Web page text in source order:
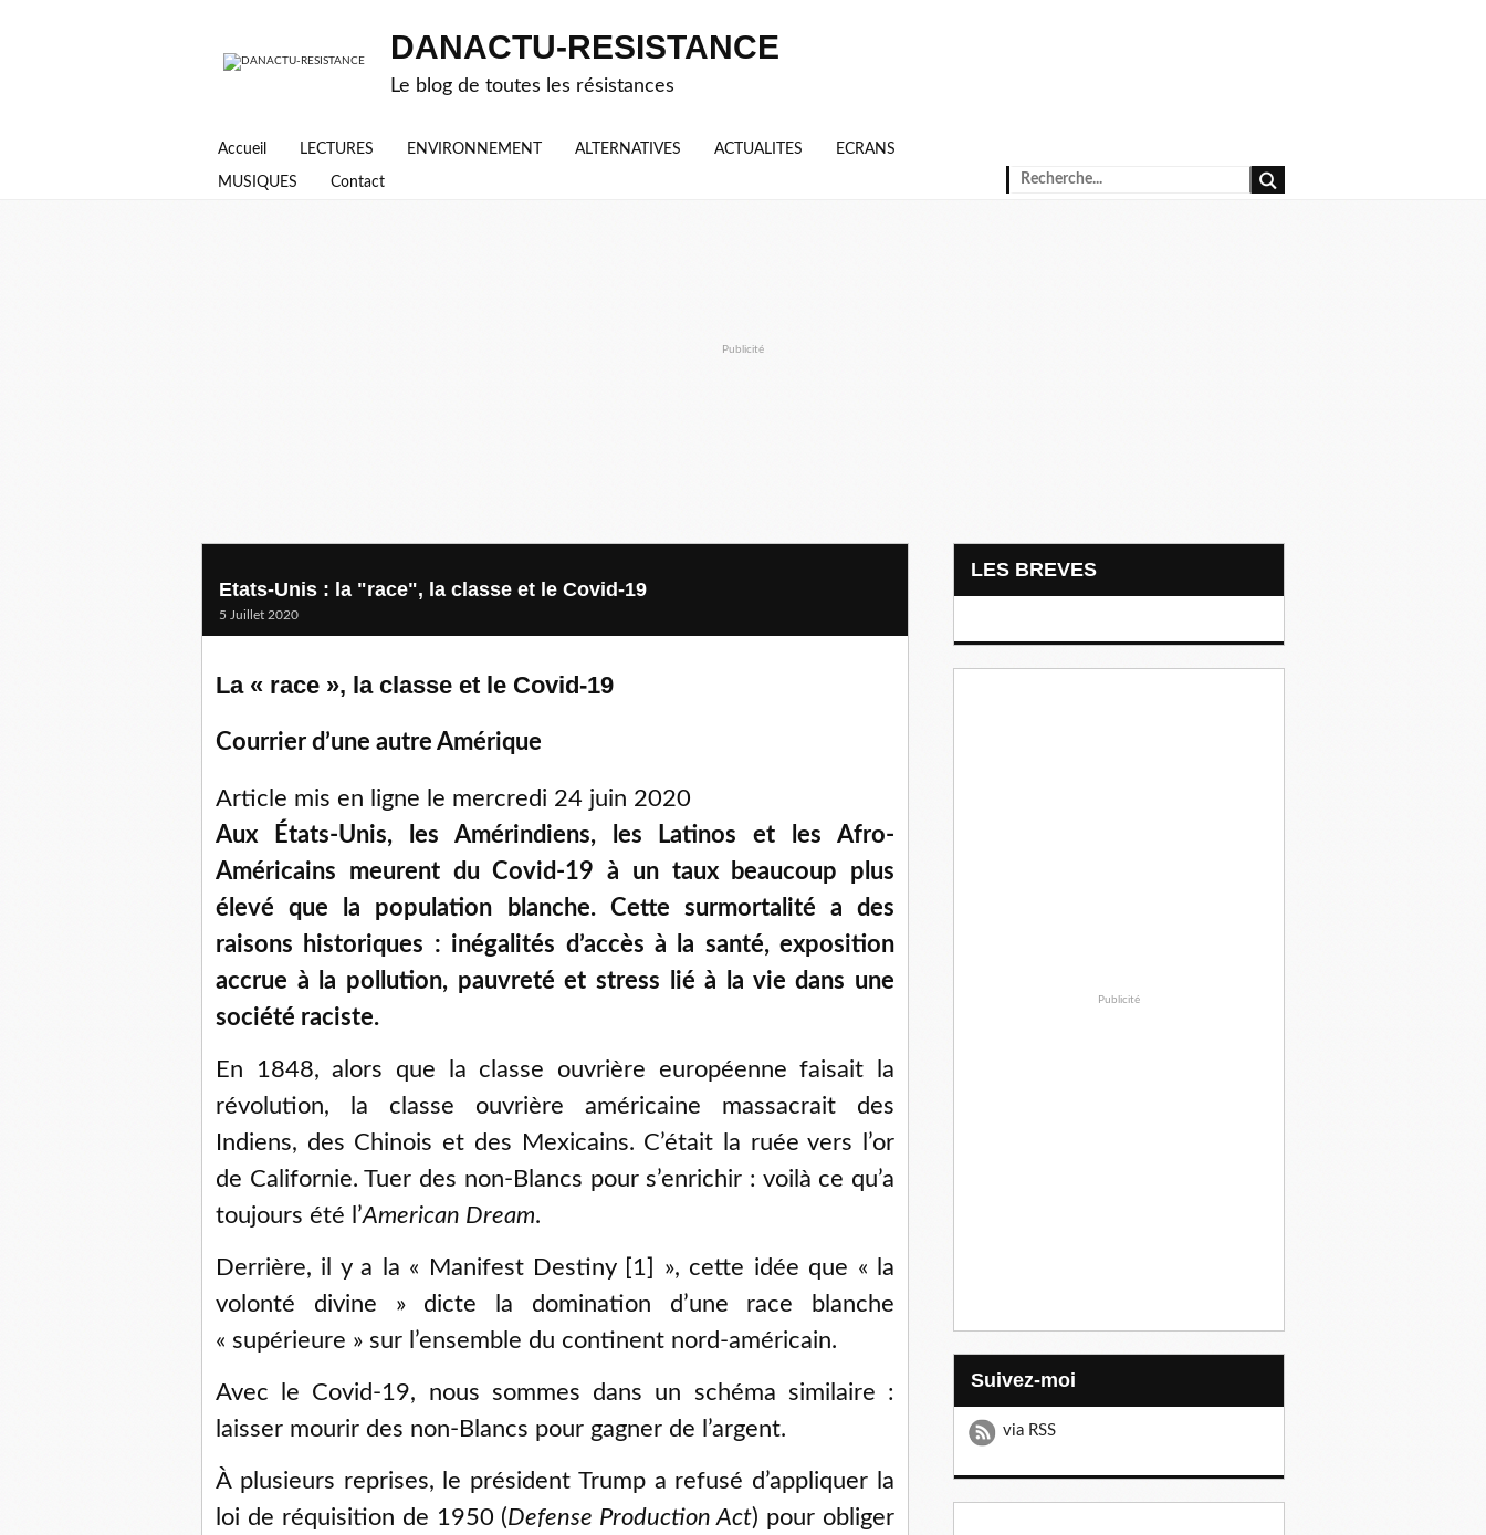
DANACTU-RESISTANCE
Le blog de toutes les résistances
Accueil LECTURES ENVIRONNEMENT ALTERNATIVES ACTUALITES ECRANS
MUSIQUES Contact
Publicité
Etats-Unis : la "race", la classe et le Covid-19
5 Juillet 2020
La « race », la classe et le Covid-19
Courrier d’une autre Amérique
Article mis en ligne le mercredi 24 juin 2020
Aux États-Unis, les Amérindiens, les Latinos et les Afro-
Américains meurent du Covid-19 à un taux beaucoup plus
élevé que la population blanche. Cette surmortalité a des
raisons historiques : inégalités d’accès à la santé, exposition
accrue à la pollution, pauvreté et stress lié à la vie dans une
société raciste.
En 1848, alors que la classe ouvrière européenne faisait la
révolution, la classe ouvrière américaine massacrait des
Indiens, des Chinois et des Mexicains. C’était la ruée vers l’or
de Californie. Tuer des non-Blancs pour s’enrichir : voilà ce qu’a
toujours été l’American Dream.
Derrière, il y a la « Manifest Destiny [1] », cette idée que « la
volonté divine » dicte la domination d’une race blanche
« supérieure » sur l’ensemble du continent nord-américain.
Avec le Covid-19, nous sommes dans un schéma similaire :
laisser mourir des non-Blancs pour gagner de l’argent.
À plusieurs reprises, le président Trump a refusé d’appliquer la
loi de réquisition de 1950 (Defense Production Act) pour obliger
LES BREVES
Publicité
Suivez-moi
via RSS